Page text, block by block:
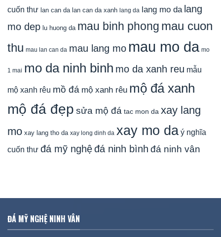
cuốn thư lan can da lan can da xanh lang da lang mo da lang
mo dep lu huong da mau binh phong mau cuon
thu mau lan can da mau lang mo mau mo da mo
1 mai mo da ninh binh mo da xanh reu mẫu
mộ xanh rêu mồ đá mộ xanh rêu mộ đá xanh
mộ đá đẹp sửa mộ đá tac mon da xay lang
mo xay lang tho da xay long dinh da xay mo da ý nghĩa
cuốn thư đá mỹ nghệđá ninh bình đá ninh vân
ĐÁ MỸ NGHỆ NINH VÂN